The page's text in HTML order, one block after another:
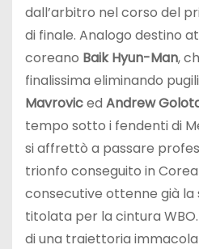
dall’arbitro nel corso del
di finale. Analogo destino
coreano Baik Hyun-Man,
finalissima eliminando
Mavroviced Andrew
tempo sotto i fendenti di
si affrettò a passare
trionfo conseguito in
consecutive ottenne già la
titolata per la cintura
di una traiettoria